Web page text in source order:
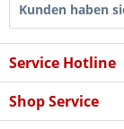
Kunden haben
Service Hotline
Shop Service